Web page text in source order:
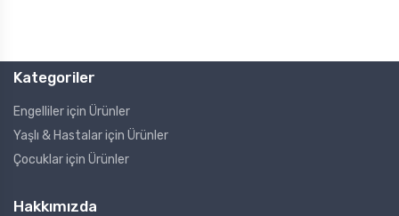
Kategoriler
Engelliler için Ürünler
Yaşlı & Hastalar için Ürünler
Çocuklar için Ürünler
Hakkımızda